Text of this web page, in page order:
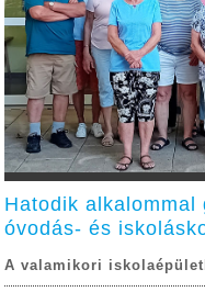
Hatodik
óvodás- és
A valamikori